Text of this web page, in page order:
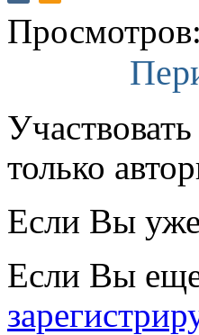
Просмотров:
только
Если Вы уже
Если Вы